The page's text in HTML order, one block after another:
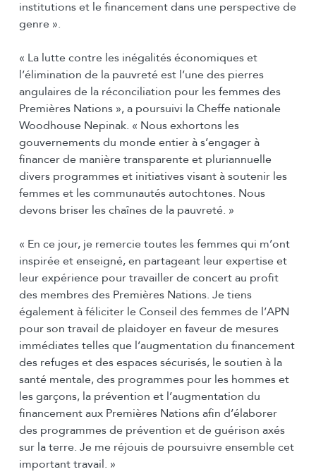
institutions et le financement dans une perspective de
genre ».
« La lutte contre les inégalités économiques et
l’élimination de la pauvreté est l’une des pierres
angulaires de la réconciliation pour les femmes des
Premières Nations », a poursuivi la Cheffe nationale
Woodhouse Nepinak. « Nous exhortons les
gouvernements du monde entier à s’engager à
financer de manière transparente et pluriannuelle
divers programmes et initiatives visant à soutenir les
femmes et les communautés autochtones. Nous
devons briser les chaînes de la pauvreté. »
« En ce jour, je remercie toutes les femmes qui m’ont
inspirée et enseigné, en partageant leur expertise et
leur expérience pour travailler de concert au profit
des membres des Premières Nations. Je tiens
également à féliciter le Conseil des femmes de l’APN
pour son travail de plaidoyer en faveur de mesures
immédiates telles que l’augmentation du financement
des refuges et des espaces sécurisés, le soutien à la
santé mentale, des programmes pour les hommes et
les garçons, la prévention et l’augmentation du
financement aux Premières Nations afin d’élaborer
des programmes de prévention et de guérison axés
sur la terre. Je me réjouis de poursuivre ensemble cet
important travail. »